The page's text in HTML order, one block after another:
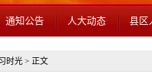
通知公告 人大动态 县区
时光 > 正文